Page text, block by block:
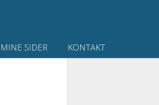
MINE SIDER KONTAKT